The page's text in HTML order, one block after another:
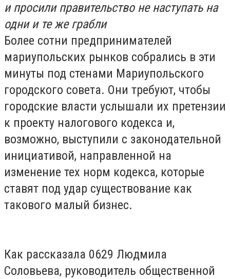
и просили правительство не наступать на
одни и те же грабли
Более сотни предпринимателей
мариупольских рынков собрались в эти
минуты под стенами Мариупольского
городского совета. Они требуют, чтобы
городские власти услышали их претензии
к проекту налогового кодекса и,
возможно, выступили с законодательной
инициативой, направленной на
изменение тех норм кодекса, которые
ставят под удар существование как
такового малый бизнес.
Как рассказала 0629 Людмила
Соловьева, руководитель общественной